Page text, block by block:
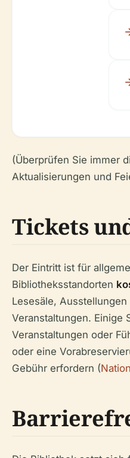
(Überprüfen Sie immer
Aktualisierungen und
Tickets
Der Eintritt ist für
Bibliotheksstandorten
Lesesäle,
Veranstaltungen. Einige
Veranstaltungen oder
oder eine
Gebühr erfordern (